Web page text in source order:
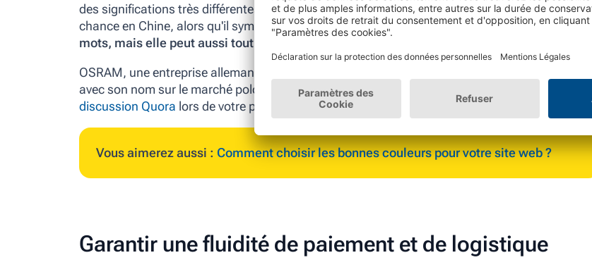
des significations très différentes d'une culture à l'autre. Par exemple, le rouge est associé à la
chance en Chine, alors qu'il symbolise le danger en Espagne.Une image peut valoir mille
mots, mais elle peut aussi tout gâcher si elle n'est pas adaptée à sa culture.
OSRAM, une entreprise allemande spécialisée dans l'éclairage, a rencontré quelques difficultés
avec son nom sur le marché polonais. Découvrez les détails de ce malentendu en consultant la
discussion Quora lors de votre prochaine pause-café.
Vous aimerez aussi : Comment choisir les bonnes couleurs pour votre site web ?
Garantir une fluidité de paiement et de logistique